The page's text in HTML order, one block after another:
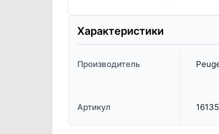
Характеристики
Производитель
Артикул